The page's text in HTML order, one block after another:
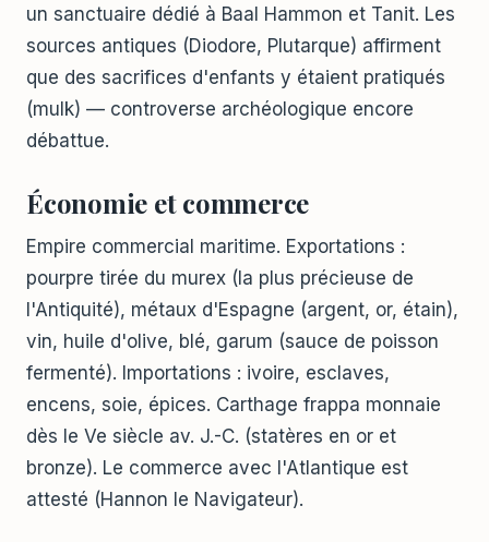
un sanctuaire dédié à Baal Hammon et Tanit. Les
sources antiques (Diodore, Plutarque) affirment
que des sacrifices d'enfants y étaient pratiqués
(mulk) — controverse archéologique encore
débattue.
Économie et commerce
Empire commercial maritime. Exportations :
pourpre tirée du murex (la plus précieuse de
l'Antiquité), métaux d'Espagne (argent, or, étain),
vin, huile d'olive, blé, garum (sauce de poisson
fermenté). Importations : ivoire, esclaves,
encens, soie, épices. Carthage frappa monnaie
dès le Ve siècle av. J.-C. (statères en or et
bronze). Le commerce avec l'Atlantique est
attesté (Hannon le Navigateur).